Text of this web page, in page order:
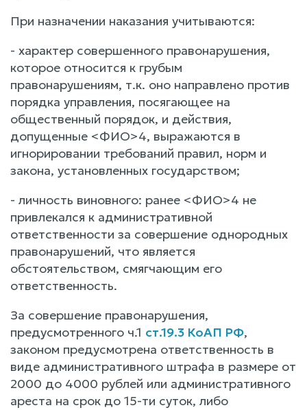
При назначении наказания учитываются:
- характер совершенного правонарушения,
которое относится к грубым
правонарушениям, т.к. оно направлено против
порядка управления, посягающее на
общественный порядок, и действия,
допущенные <ФИО>4, выражаются в
игнорировании требований правил, норм и
закона, установленных государством;
- личность виновного: ранее <ФИО>4 не
привлекался к административной
ответственности за совершение однородных
правонарушений, что является
обстоятельством, смягчающим его
ответственность.
За совершение правонарушения,
предусмотренного ч.1 ст.19.3 КоАП РФ,
законом предусмотрена ответственность в
виде административного штрафа в размере от
2000 до 4000 рублей или административного
ареста на срок до 15-ти суток, либо